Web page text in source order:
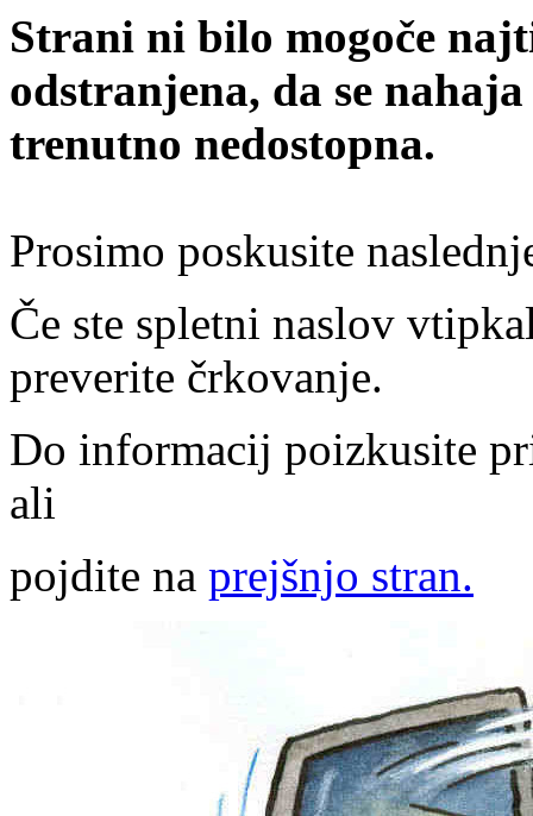
Strani ni bilo mogoče
odstranjena, da se
trenutno nedostopna.
Prosimo poskusite
Če ste spletni naslov
preverite črkovanje.
Do informacij poizkusite
ali
pojdite na prejšnjo stran.